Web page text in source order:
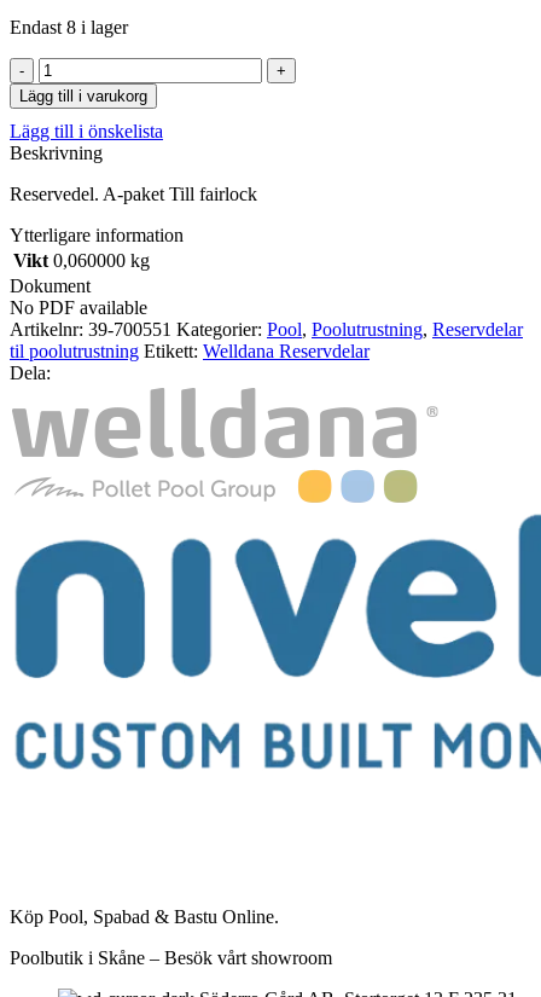
Endast 8 i lager
A-
paket
Till
fairlock
mängd
Lägg till i varukorg
Lägg till i önskelista
Beskrivning
Reservedel. A-paket Till fairlock
Ytterligare information
Vikt 0,060000 kg
Dokument
No PDF available
Artikelnr: 39-700551 Kategorier: Pool, Poolutrustning, Reservdelar
til poolutrustning Etikett: Welldana Reservdelar
Dela:
Köp Pool, Spabad & Bastu Online.
Poolbutik i Skåne – Besök vårt showroom